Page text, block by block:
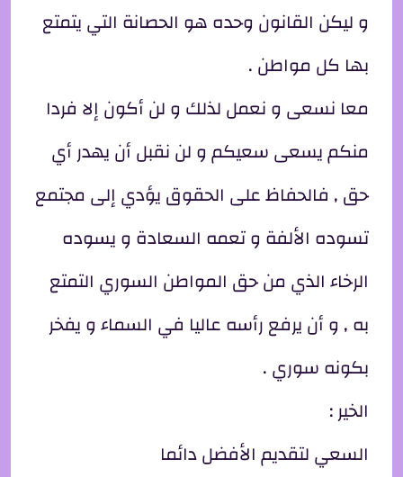
و ليكن القانون وحده هو الحصانة التي يتمتع
بها كل مواطن .
معا نسعى و نعمل لذلك و لن أكون إلا فردا
منكم يسعى سعيكم و لن نقبل أن يهدر أي
حق , فالحفاظ على الحقوق يؤدي إلى مجتمع
تسوده الألفة و تعمه السعادة و يسوده
الرخاء الذي من حق المواطن السوري التمتع
به , و أن يرفع رأسه عاليا في السماء و يفخر
بكونه سوري .
الخير :
السعي لتقديم الأفضل دائما